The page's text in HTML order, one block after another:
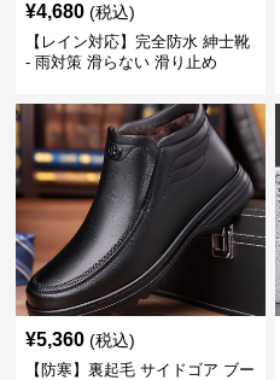
¥4,680 (税込)
【レイン対応】完全防水 紳士靴
- 雨対策 滑らない 滑り止め
¥5,360 (税込)
【防寒】裏起毛 サイドゴア ブー